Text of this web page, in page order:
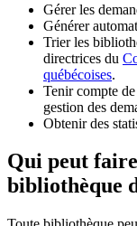
Gérer les
Générer
Trier les
directrices du
québécoises.
Tenir compte
gestion des
Obtenir des
Qui peut faire
bibliothèque